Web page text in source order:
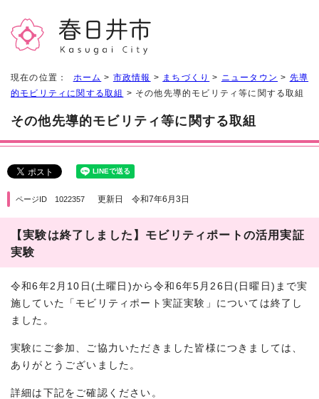
現在の位置： ホーム > 市政情報 > まちづくり > ニュータウン > 先導
的モビリティに関する取組 > その他先導的モビリティ等に関する取組
その他先導的モビリティ等に関する取組
ページID 1022357 更新日 令和7年6月3日
【実験は終了しました】モビリティポートの活用実証
実験
令和6年2月10日(土曜日)から令和6年5月26日(日曜日)まで実
施していた「モビリティポート実証実験」については終了し
ました。
実験にご参加、ご協力いただきました皆様につきましては、
ありがとうございました。
詳細は下記をご確認ください。